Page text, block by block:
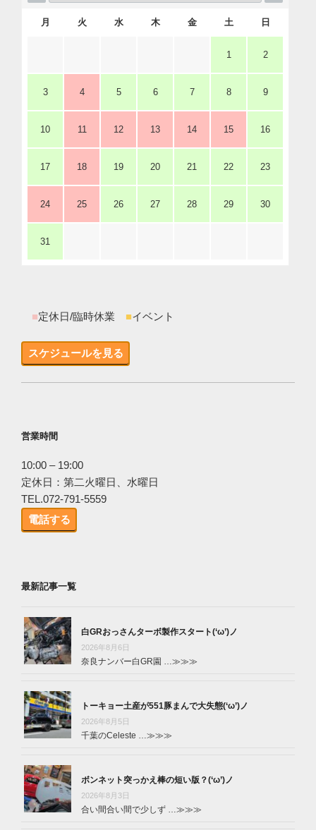
月 火 水 木 金 土 日
1 2
3 4 5 6 7 8 9
10 11 12 13 14 15 16
17 18 19 20 21 22 23
24 25 26 27 28 29 30
31
■定休日/臨時休業 ■イベント
スケジュールを見る
営業時間
10:00 – 19:00
定休日：第二火曜日、水曜日
TEL.072-791-5559
電話する
最新記事一覧
白GRおっさんターボ製作スタート(‘ω’)ノ
2026年8月6日
奈良ナンバー白GR園 … ≫≫≫
トーキョー土産が551豚まんで大失態(‘ω’)ノ
2026年8月5日
千葉のCeleste … ≫≫≫
ボンネット突っかえ棒の短い版？(‘ω’)ノ
2026年8月3日
合い間合い間で少しず … ≫≫≫